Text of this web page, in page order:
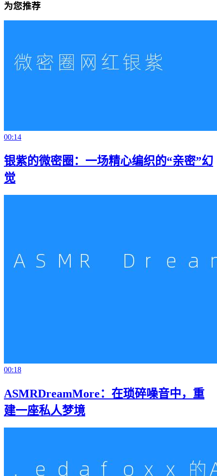
为您推荐
00:14
银紫的微密圈：一场精心编织的“亲密”幻
觉
00:18
ASMRDreamMore：在琐碎噪音中，重
建一座私人梦境